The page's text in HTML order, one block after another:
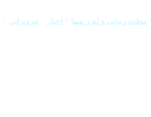
مطب زیبایی و لیزر میها اخبار مزوتراپی